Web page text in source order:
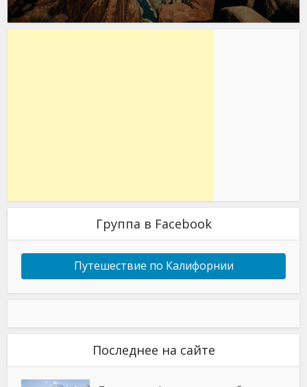
Группа в Facebook
Путешествие по Калифорнии
Последнее на сайте